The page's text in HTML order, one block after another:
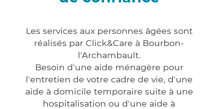
Les services aux personnes âgées sont
réalisés par Click&Care à Bourbon-
l'Archambault.
Besoin d'une aide ménagère pour
l'entretien de votre cadre de vie, d'une
aide à domicile temporaire suite à une
hospitalisation ou d'une aide à